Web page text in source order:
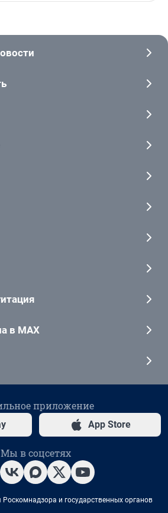
в MAX
приложение
App Store
Мы в соцсетях
и государственных органов